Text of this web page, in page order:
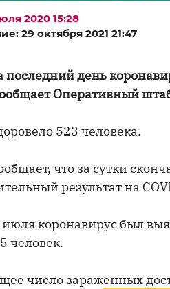
2020 15:28
29 октября 2021 21:47
последний день
Оперативный
523 человека.
что за сутки
результат на
коронавирус был
человек.
число зараженных